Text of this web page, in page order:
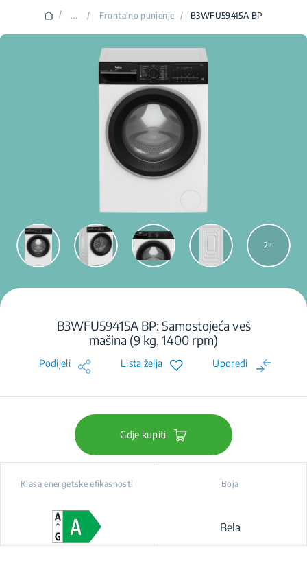
/ ... / Frontalno punjenje / B3WFU59415A BP
2
B3WFU59415A BP: Samostojeća veš
mašina (9 kg, 1400 rpm)
Podijeli Lista želja Uporedi
Gdje kupiti
Klasa energetske efikasnosti Boja
Bela